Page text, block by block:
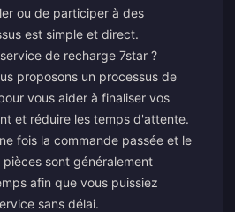
ou de participer à des
est simple et direct.
de recharge 7star ?
proposons un processus de
vous aider à finaliser vos
et réduire les temps d'attente.
fois la commande passée et le
sont généralement
afin que vous puissiez
sans délai.